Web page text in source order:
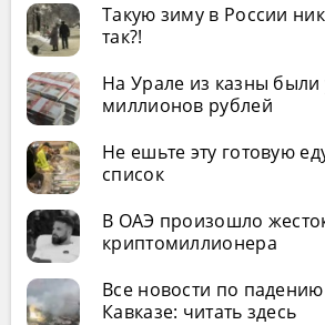
Такую зиму в России
так?!
На Урале из казны были
миллионов рублей
Не ешьте эту готовую
список
В ОАЭ произошло
криптомиллионера
Все новости по падению
Кавказе: читать здесь